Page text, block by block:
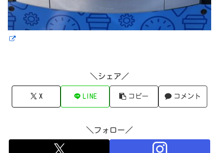
＼シェア／
X LINE コピー コメント
＼フォロー／